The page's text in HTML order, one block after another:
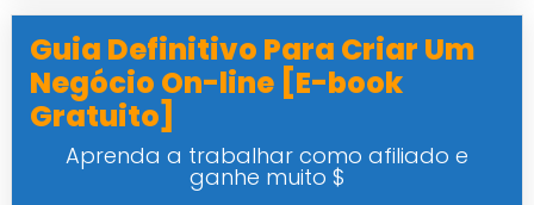
Guia Definitivo Para Criar Um
Negócio On-line [E-book
Gratuito]
Aprenda a trabalhar como afiliado e
ganhe muito $